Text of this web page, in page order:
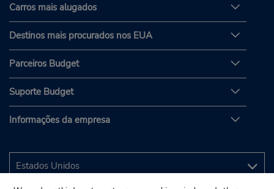
Carros mais alugados
Destinos mais procurados nos EUA
Parceiros Budget
Suporte Budget
Informações da empresa